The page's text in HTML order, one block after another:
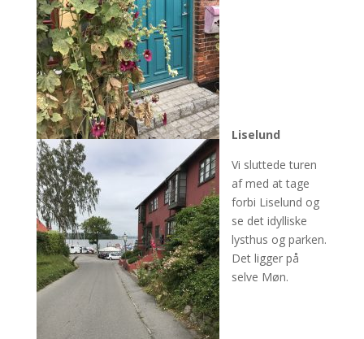
Liselund
Vi sluttede turen
af med at tage
forbi Liselund og
se det idylliske
lysthus og parken.
Det ligger på
selve Møn.